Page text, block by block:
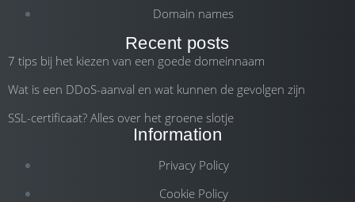
Domain names
Recent posts
7 tips bij het kiezen van een goede domeinnaam
Wat is een DDoS-aanval en wat kunnen de gevolgen zijn
SSL-certificaat? Alles over het groene slotje
Information
Privacy Policy
Cookie Policy